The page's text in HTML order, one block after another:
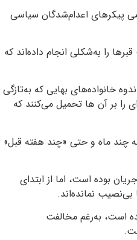
پیکرهای اعدام‌شدگان سیاسی
را به‌شکلی انجام داده‌اند که
خانواده‌های بهایی که به‌تازگی
را بر آن ها تحمیل می‌کنند که
چند ماه و حتی «چند هفته قبل»
در طول چهار دهه پس از انقلاب ۱۳۵۷ همواره در جریان بوده است، اما از ابتدای
است، به‌رغم مخالفت